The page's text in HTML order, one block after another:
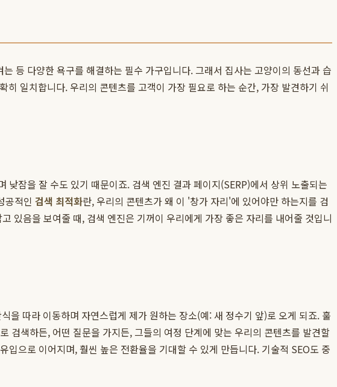
등 다양한 욕구를 해결하는 필수 가구입니다. 그래서 집사는 고양이의 동선과 습
히 일치합니다. 우리의 콘텐츠를 고객이 가장 필요로 하는 순간, 가장 발견하기 쉬
잠을 잘 수도 있기 때문이죠. 검색 엔진 결과 페이지(SERP)에서 상위 노출되는
공적인 검색 최적화란, 우리의 콘텐츠가 왜 이 '창가 자리'에 있어야만 하는지를 검
있음을 보여줄 때, 검색 엔진은 기꺼이 우리에게 가장 좋은 자리를 내어줄 것입니
을 따라 이동하며 자연스럽게 제가 원하는 장소(예: 새 정수기 앞)로 오게 되죠. 훌
검색하든, 어떤 질문을 가지든, 그들의 여정 단계에 맞는 우리의 콘텐츠를 발견할
으로 이어지며, 훨씬 높은 전환율을 기대할 수 있게 만듭니다. 기술적 SEO도 중